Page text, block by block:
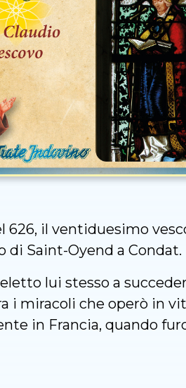
626, il ventiduesimo
di Saint-Oyend a Condat.
lui stesso a
i miracoli che operò in
in Francia, quando